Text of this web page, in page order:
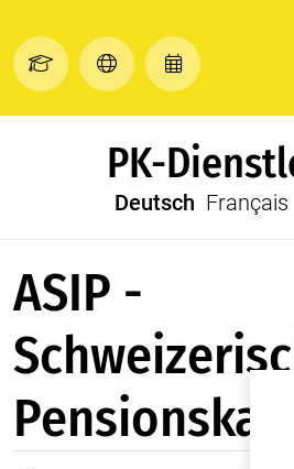
PK-
Deutsch Français
ASIP -